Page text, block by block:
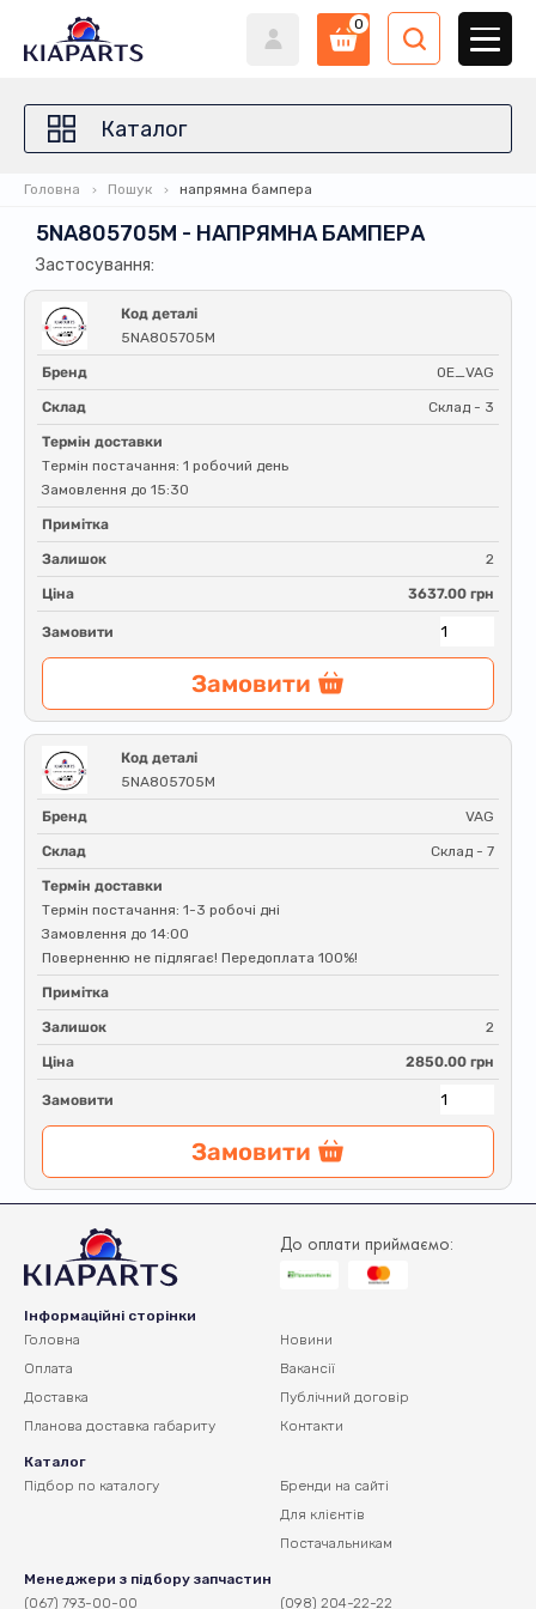
0
Каталог
Головна Пошук напрямна бампера
5NA805705M - НАПРЯМНА БАМПЕРА
Застосування:
Код деталі
5NA805705M
Бренд OE_VAG
Склад Склад - 3
Термін доставки
Термін постачання: 1 робочий день
Замовлення до 15:30
Примітка
Залишок 2
Ціна 3637.00 грн
Замовити
Замовити
Код деталі
5NA805705M
Бренд VAG
Склад Склад - 7
Термін доставки
Термін постачання: 1-3 робочі дні
Замовлення до 14:00
Поверненню не підлягає! Передоплата 100%!
Примітка
Залишок 2
Ціна 2850.00 грн
Замовити
Замовити
До оплати приймаємо:
Інформаційні сторінки
Головна
Оплата
Доставка
Планова доставка габариту
Новини
Вакансії
Публічний договір
Контакти
Каталог
Підбор по каталогу
Бренди на сайті
Для клієнтів
Постачальникам
Менеджери з підбору запчастин
(067) 793-00-00
(098) 204-22-22